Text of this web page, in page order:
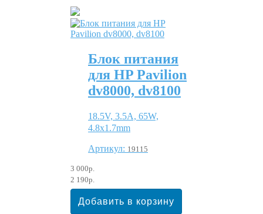
Блок питания
для HP Pavilion
dv8000, dv8100
18.5V, 3.5A, 65W,
4.8x1.7mm
Артикул: 19115
3 000р.
2 190р.